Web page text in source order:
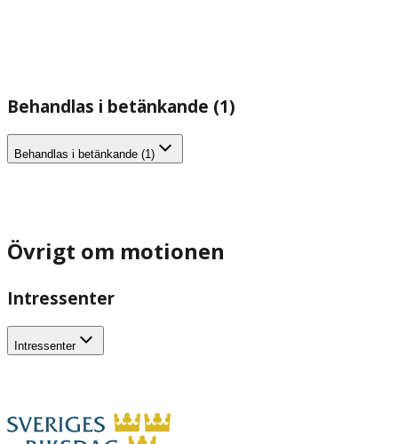
Behandlas i betänkande (1)
Behandlas i betänkande (1)
Övrigt om motionen
Intressenter
Intressenter